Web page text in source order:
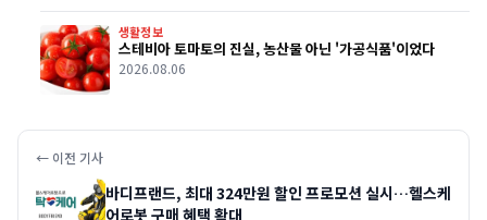
생활정보
스테비아 토마토의 진실, 농산물 아닌 '가공식품'이었다
2026.08.06
← 이전 기사
바디프랜드, 최대 324만원 할인 프로모션 실시…헬스케
어로봇 구매 혜택 확대